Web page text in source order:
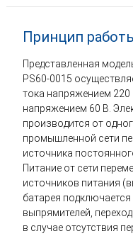
Принцип
Представленная
PS60-0015
тока напряжением
напряжением 60 В.
производится от
промышленной сети
источника
Питание от сети
источников питания
батарея
выпрямителей,
в случае отсутствия